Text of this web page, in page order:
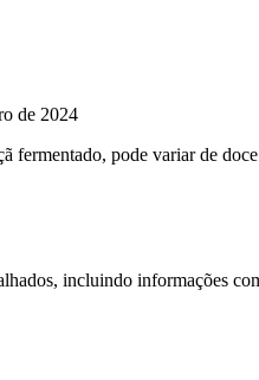
de 2024
fermentado, pode variar de
incluindo informações